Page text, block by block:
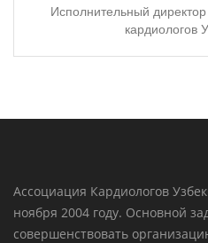
Исполнительный
кардиологов
Ассоциация Кардиологов
ноября 2004 году. Основной
совершенствовать